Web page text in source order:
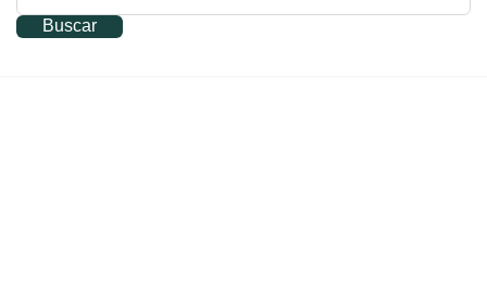
Buscar